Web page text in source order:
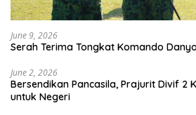
June 9, 2026
Serah Terima Tongkat Komando
June 2, 2026
Bersendikan Pancasila, Prajurit Divif 2
untuk Negeri